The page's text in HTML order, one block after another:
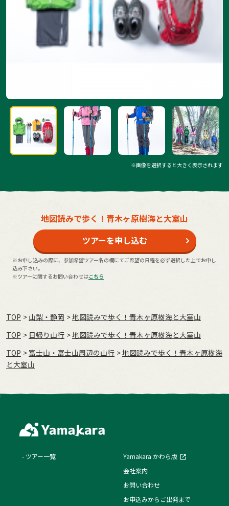
※画像を選択すると大きく表示されます
地図読みで歩く！青木ヶ原樹海と大室山
ツアーを申し込む
※お申し込みの際に、参加希望ツアー名の欄にてご希望の日程を必ず選択した上でお申し
込み下さい。
※ツアーに関するお問い合わせはこちら
TOP 山梨・静岡
地図読みで歩く！青木ヶ原樹海と大室山
TOP
日帰り山行
地図読みで歩く！青木ヶ原樹海と大室山
TOP
富士山・富士山周辺の山行
地図読みで歩く！青木ヶ原樹海
と大室山
ツアー一覧
Yamakara かわら版
会社案内
お問い合わせ
お申込みからご出発まで